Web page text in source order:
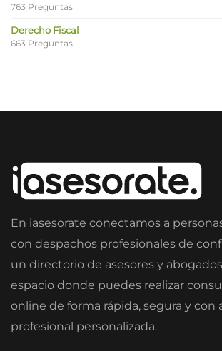
763 Preguntas
Derecho Fiscal
663 Preguntas
En iasesorate conectamos a
con despachos profesionales de
un directorio de asesores y
espacio donde puedes realizar
online de forma rápida, segura y con
profesional personalizada.